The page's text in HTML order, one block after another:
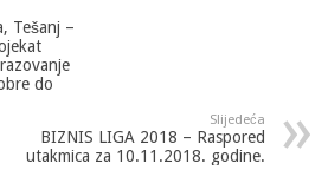
Tešanj –
do
Slijedeća
BIZNIS LIGA 2018 – Raspored
utakmica za 10.11.2018. godine.